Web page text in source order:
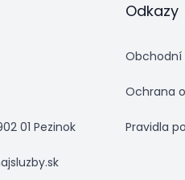
01 Pezinok
Odkazy
Ochrana
Pravidla